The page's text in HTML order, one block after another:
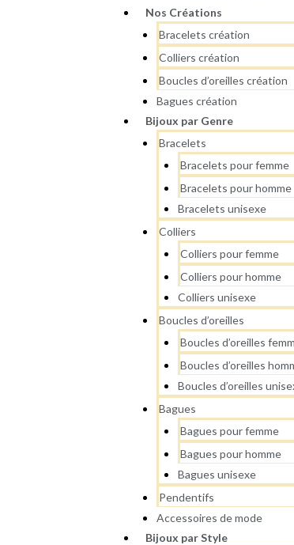
Nos Créations
Bracelets création
Colliers création
Boucles d’oreilles création
Bagues création
Bijoux par Genre
Bracelets
Bracelets pour femme
Bracelets pour homme
Bracelets unisexe
Colliers
Colliers pour femme
Colliers pour homme
Colliers unisexe
Boucles d’oreilles
Boucles d’oreilles
Boucles d’oreilles
Boucles d’oreilles
Bagues
Bagues pour femme
Bagues pour homme
Bagues unisexe
Pendentifs
Accessoires de mode
Bijoux par Style